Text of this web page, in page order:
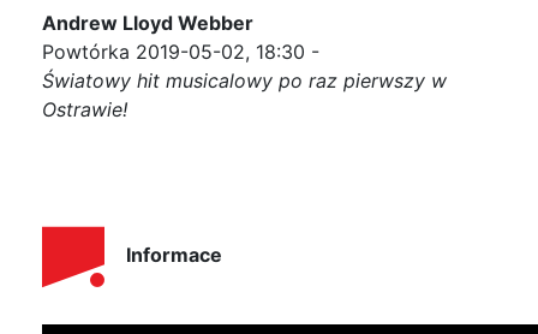
Andrew Lloyd Webber
Powtórka 2019-05-02, 18:30 -
Światowy hit musicalowy po raz pierwszy w
Ostrawie!
Informace